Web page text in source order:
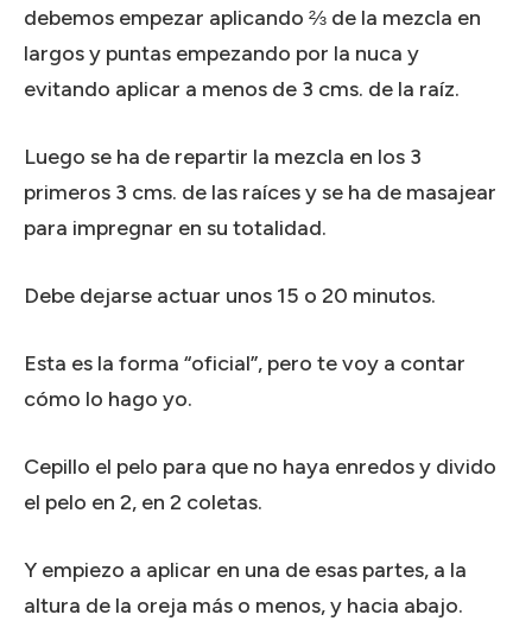
debemos empezar aplicando ⅔ de la mezcla en
largos y puntas empezando por la nuca y
evitando aplicar a menos de 3 cms. de la raíz.
Luego se ha de repartir la mezcla en los 3
primeros 3 cms. de las raíces y se ha de masajear
para impregnar en su totalidad.
Debe dejarse actuar unos 15 o 20 minutos.
Esta es la forma “oficial”, pero te voy a contar
cómo lo hago yo.
Cepillo el pelo para que no haya enredos y divido
el pelo en 2, en 2 coletas.
Y empiezo a aplicar en una de esas partes, a la
altura de la oreja más o menos, y hacia abajo.